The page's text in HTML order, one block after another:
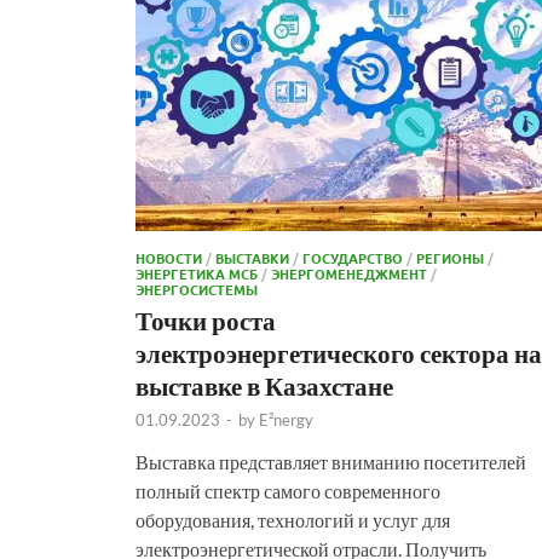
НОВОСТИ /ВЫСТАВКИ /ГОСУДАРСТВО /РЕГИОНЫ /
ЭНЕРГЕТИКА МСБ /ЭНЕРГОМЕНЕДЖМЕНТ /
ЭНЕРГОСИСТЕМЫ
Точки роста
электроэнергетического сектора на
выставке в Казахстане
01.09.2023 - by E²nergy
Выставка представляет вниманию посетителей
полный спектр самого современного
оборудования, технологий и услуг для
электроэнергетической отрасли. Получить